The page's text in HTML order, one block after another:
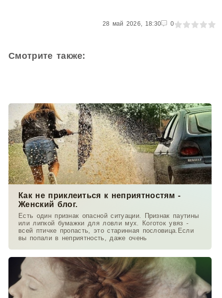
28 май 2026, 18:30 0
1 2 3 4 5
Смотрите также:
Как не приклеиться к неприятностям -
Женский блог.
Есть один признак опасной ситуации. Признак паутины
или липкой бумажки для ловли мух. Коготок увяз -
всей птичке пропасть, это старинная пословица.Если
вы попали в неприятность, даже очень